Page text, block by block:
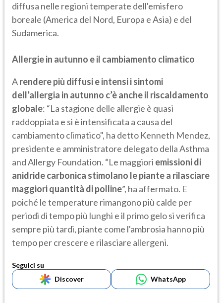
diffusa nelle regioni temperate dell'emisfero
boreale (America del Nord, Europa e Asia) e del
Sudamerica.
Allergie in autunno e il cambiamento climatico
Arendere più diffusi e intensi i sintomi
dell’allergia in autunno c’è anche il riscaldamento
globale: “La stagione delle allergie è quasi
raddoppiata e si è intensificata a causa del
cambiamento climatico", ha detto Kenneth Mendez,
presidente e amministratore delegato della Asthma
and Allergy Foundation. “Le maggiori emissioni di
anidride carbonica stimolano le piante a rilasciare
maggiori quantità di polline”, ha affermato. E
poiché le temperature rimangono più calde per
periodi di tempo più lunghi e il primo gelo si verifica
sempre più tardi, piante come l'ambrosia hanno più
tempo per crescere e rilasciare allergeni.
Seguici su
Discover
WhatsApp